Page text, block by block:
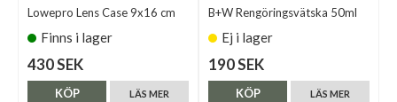
Lowepro Lens Case 9x16 cm
Finns i lager
430 SEK
LÄS MER
KÖP
B+W Rengöringsvätska 50ml
Ej i lager
190 SEK
LÄS MER
KÖP